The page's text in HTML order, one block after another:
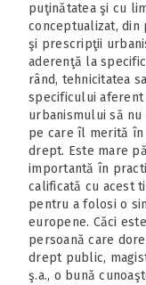
puţinătatea şi cu
conceptualizat,
şi prescripţii
aderenţă la
rând, tehnicitatea
specificului
urbanismului să
pe care îl merită
drept. Este mare
importantă în
calificată cu acest
pentru a folosi o
europene. Căci
persoană care
drept public,
ş.a., o bună